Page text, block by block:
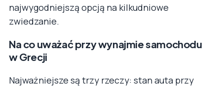
najwygodniejszą opcją na kilkudniowe
zwiedzanie.
Na co uważać przy wynajmie samochodu
w Grecji
Najważniejsze są trzy rzeczy: stan auta przy